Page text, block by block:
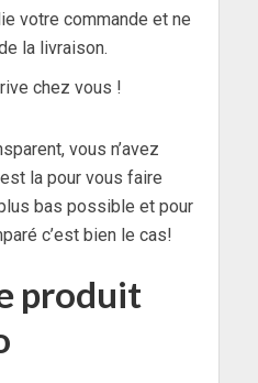
votre commande et ne
la livraison.
chez vous !
vous n’avez
la pour vous faire
bas possible et pour
c’est bien le cas!
produit